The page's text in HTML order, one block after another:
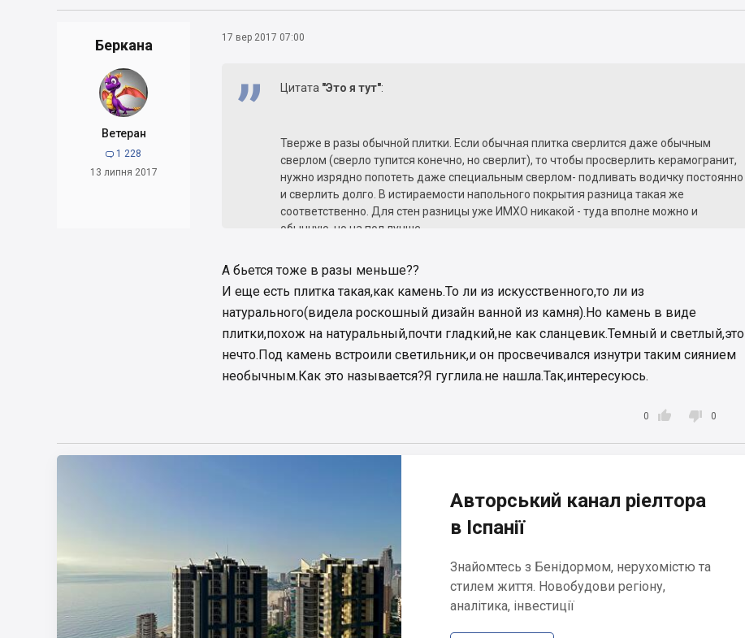
Беркана
Ветеран
 1 228
13 липня 2017
17 вер 2017 07:00
Цитата "Это я тут":
Тверже в разы обычной плитки. Если обычная плитка сверлится даже обычным
сверлом (сверло тупится конечно, но сверлит), то чтобы просверлить керамогранит,
нужно изрядно попотеть даже специальным сверлом- подливать водичку постоянно
и сверлить долго. В истираемости напольного покрытия разница такая же
соответственно. Для стен разницы уже ИМХО никакой - туда вполне можно и
обычную, но на пол лучше
А по технологии изготовления я вам не подскажу - не знаю.
А бьется тоже в разы меньше??
И еще есть плитка такая,как камень.То ли из искусственного,то ли из
натурального(видела роскошный дизайн ванной из камня).Но камень в виде
плитки,похож на натуральный,почти гладкий,не как сланцевик.Темный и светлый,это
нечто.Под камень встроили светильник,и он просвечивался изнутри таким сиянием
необычным.Как это называется?Я гуглила.не нашла.Так,интересуюсь.

0  0
Авторський канал ріелтора
в Іспанії
Знайомтесь з Бенідормом, нерухомістю та
стилем життя. Новобудови регіону,
аналітика, інвестиції